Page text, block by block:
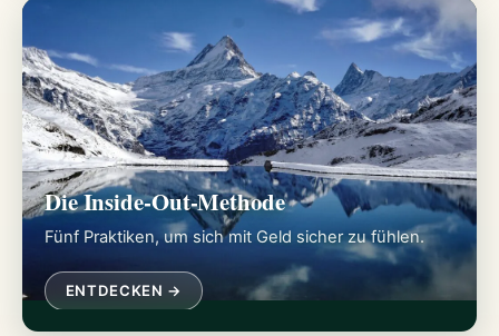
Die Inside-Out-Methode
Fünf Praktiken, um sich mit Geld sicher zu fühlen.
ENTDECKEN →